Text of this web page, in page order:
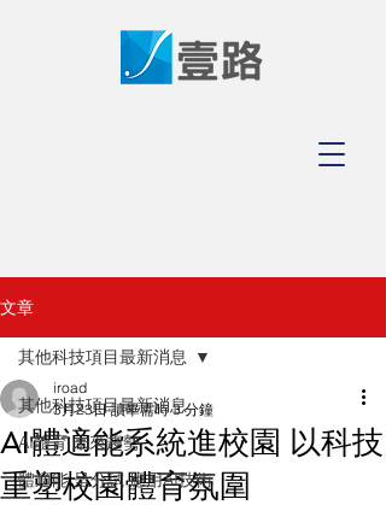
文章
其他科技項目最新消息
AI體育 未來趨勢
體適能 呈分試 應用AI技術
其他科技項目最新消息
AI體適能系統進校園 以科技
重塑校園體育氛圍
iroad
3月23日 讀畢需時 3 分鐘